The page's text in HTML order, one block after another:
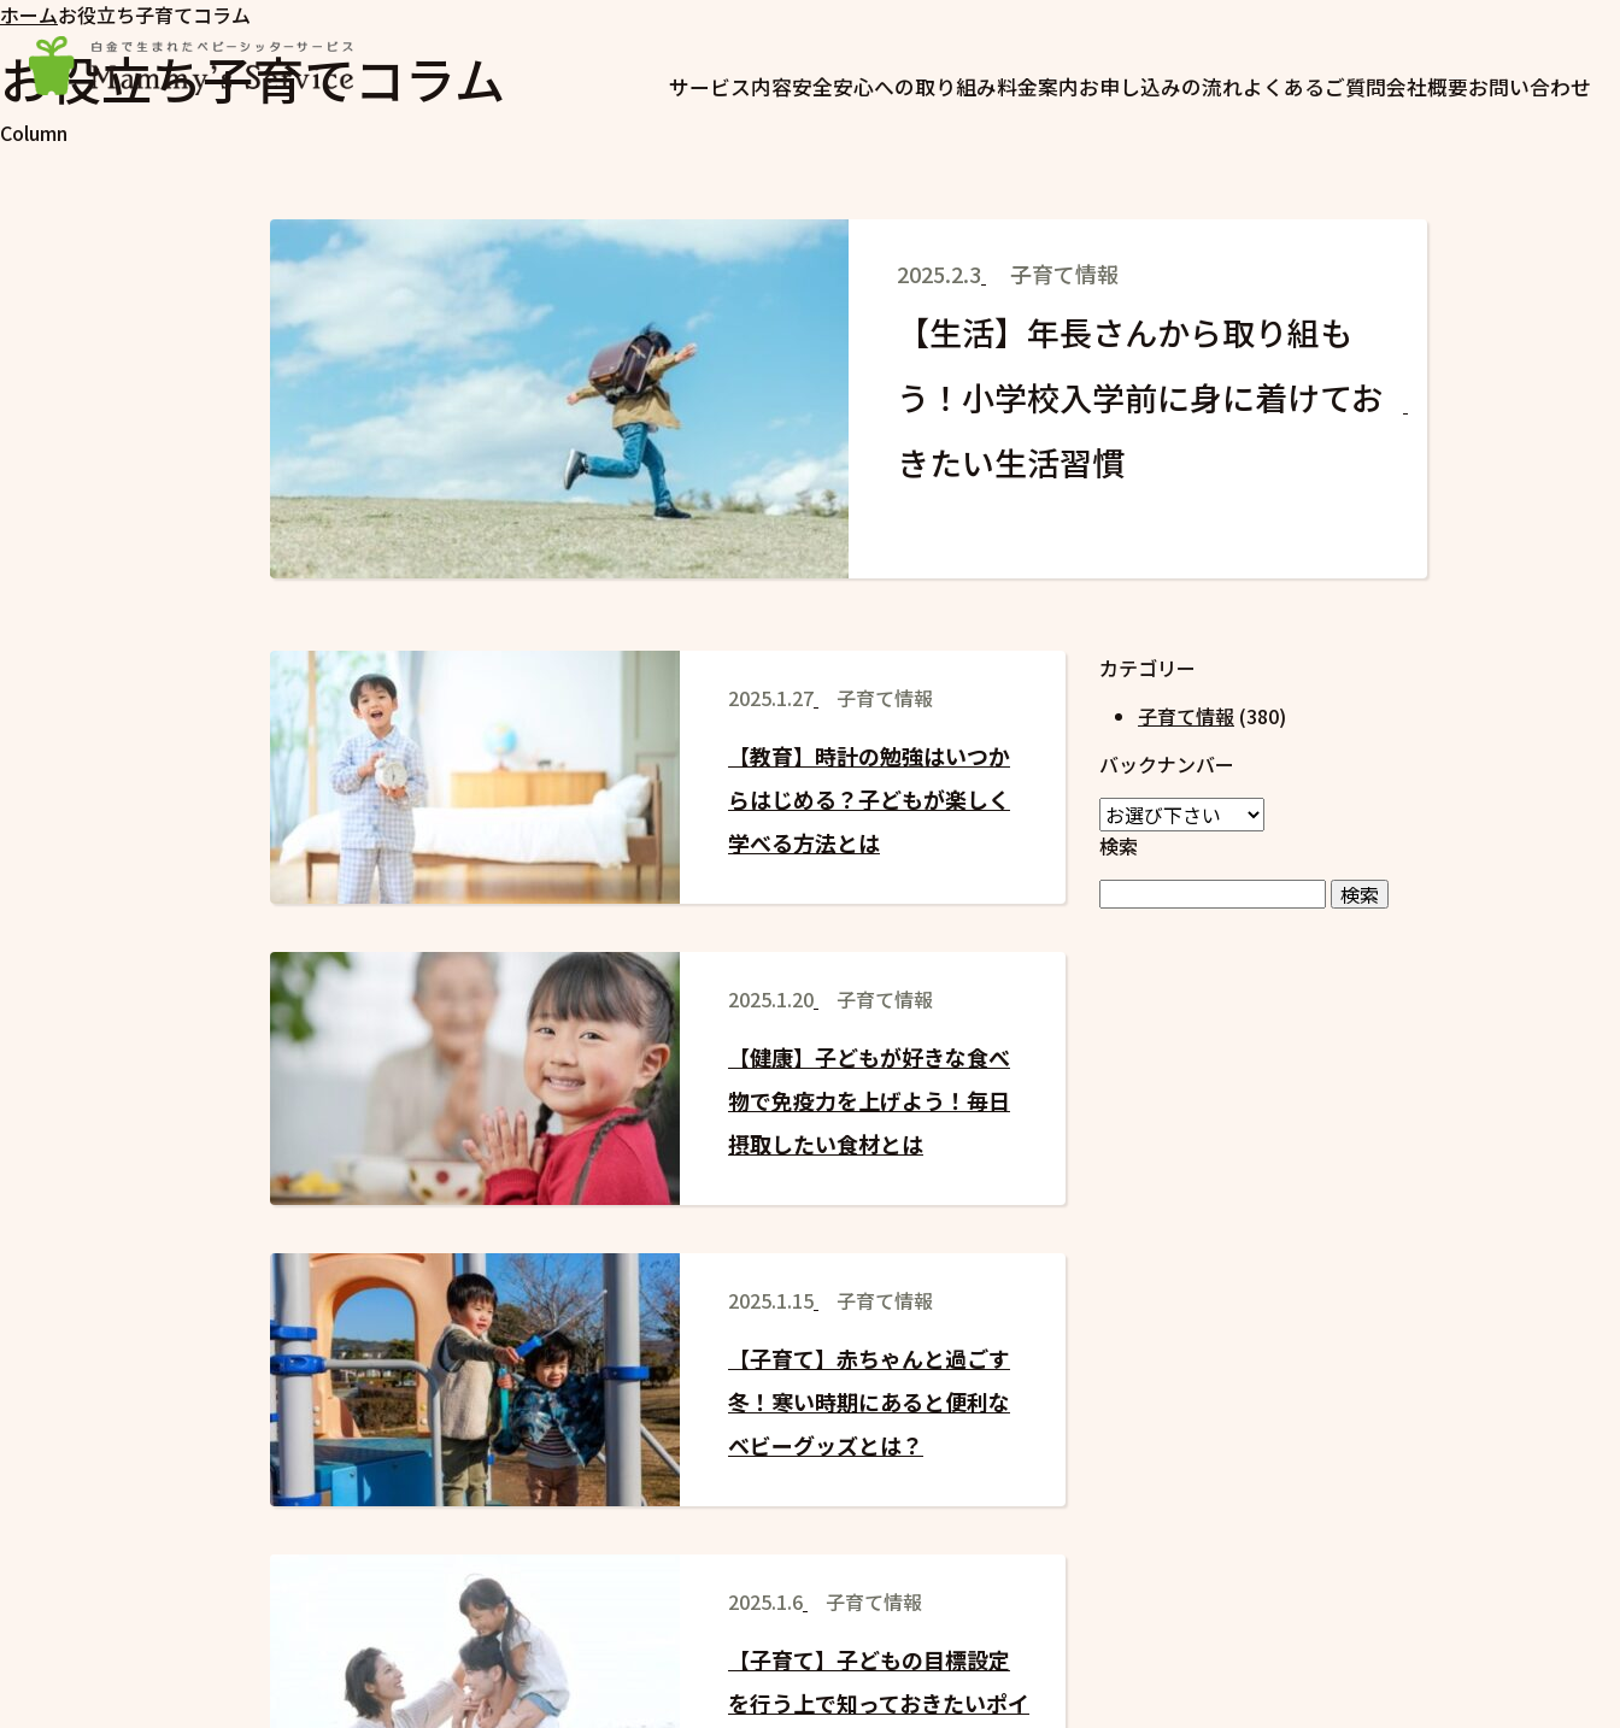
サービス内容安全安心への取り組み料金案内お申し込みの流れよくあるご質問会社概要お問い合わせ
ホームお役立ち子育てコラム
お役立ち子育てコラム
Column
2025.2.3 子育て情報
【生活】年長さんから取り組も
う！小学校入学前に身に着けてお
きたい生活習慣
2025.1.27 子育て情報
【教育】時計の勉強はいつか
らはじめる？子どもが楽しく
学べる方法とは
2025.1.20 子育て情報
【健康】子どもが好きな食べ
物で免疫力を上げよう！毎日
摂取したい食材とは
2025.1.15 子育て情報
【子育て】赤ちゃんと過ごす
冬！寒い時期にあると便利な
ベビーグッズとは？
2025.1.6 子育て情報
【子育て】子どもの目標設定
を行う上で知っておきたいポイ
カテゴリー
子育て情報 (380)
バックナンバー
検索